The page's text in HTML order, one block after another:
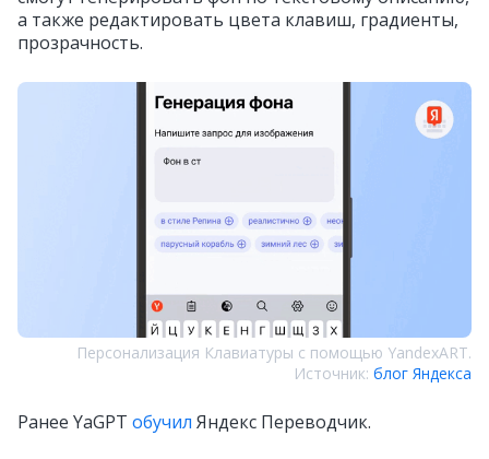
а также редактировать цвета клавиш, градиенты,
прозрачность.
Персонализация Клавиатуры с помощью YandexART.
Источник: блог Яндекса
Ранее YaGPT обучил Яндекс Переводчик.